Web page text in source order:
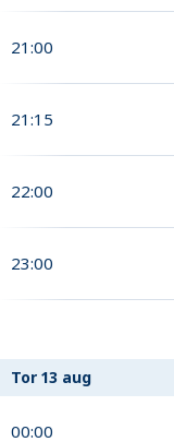
21:00
21:15
22:00
23:00
Tor 13 aug
00:00